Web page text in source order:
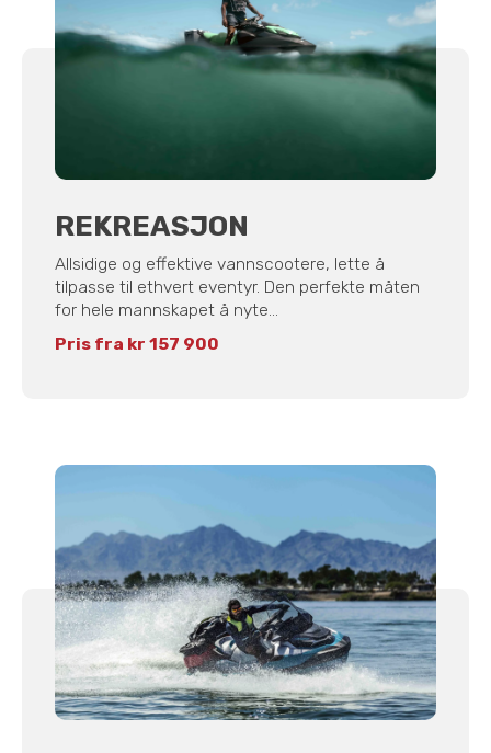
REKREASJON
Allsidige og effektive vannscootere, lette å
tilpasse til ethvert eventyr. Den perfekte måten
for hele mannskapet å nyte...
Pris fra kr 157 900